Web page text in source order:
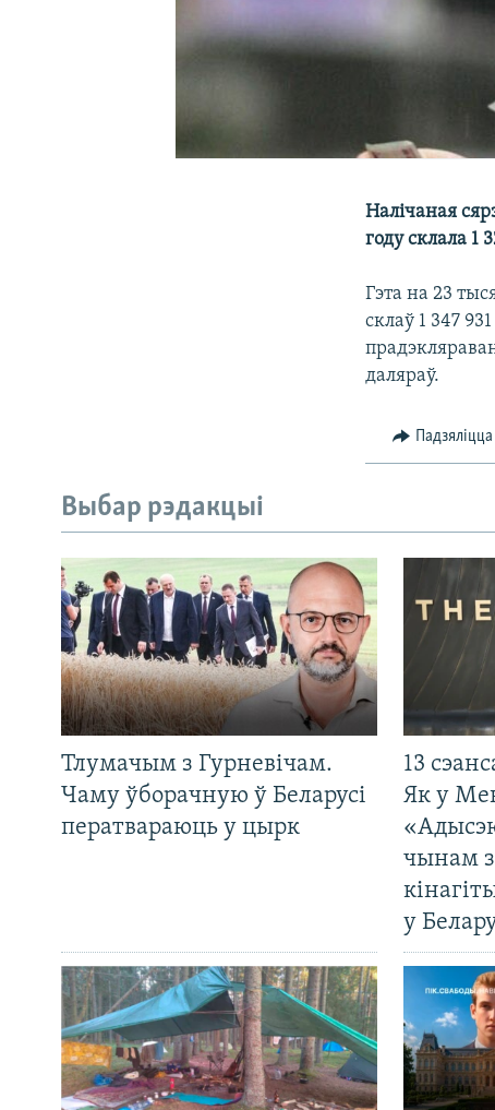
Налічаная
году склала 1
Гэта на 23
склаў 1 347
даляраў.
Падзяліцца
Выбар рэдакцыі
Тлумачым з Гурневічам.
Чаму ўборачную ў Беларусі
ператвараюць у цырк
13
Як у
чынам
у